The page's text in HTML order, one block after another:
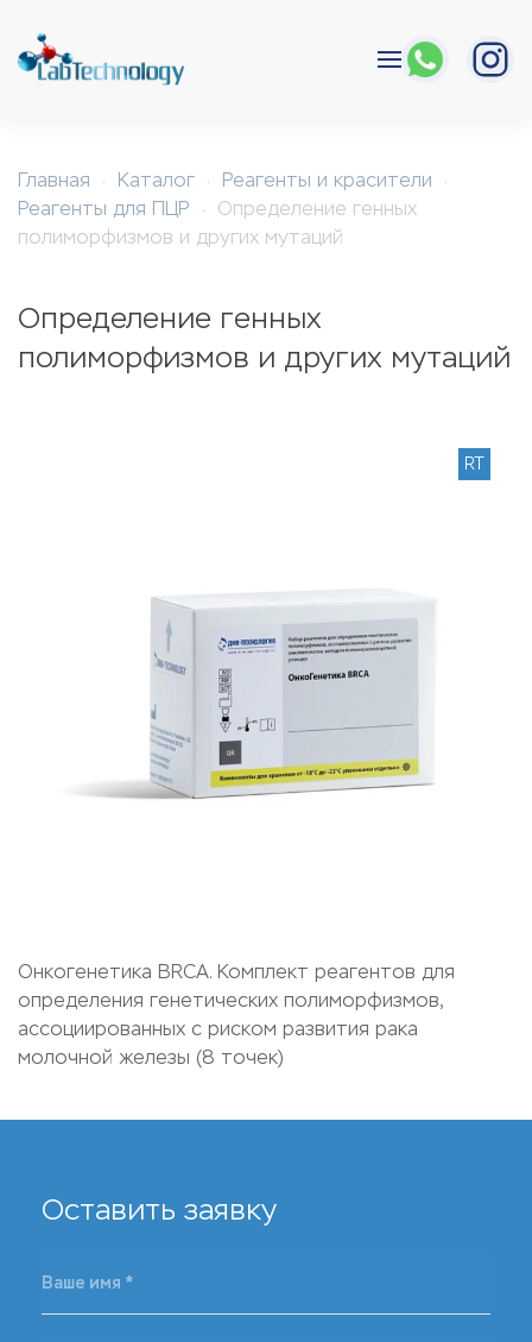
Перейти к содержимому
Главная Каталог
Реагенты и красители
Реагенты для ПЦР
Определение генных
полиморфизмов и других мутаций
Определение генных
полиморфизмов и других мутаций
Онкогенетика BRCA. Комплект реагентов для
определения генетических полиморфизмов,
ассоциированных с риском развития рака
молочной железы (8 точек)
RT
Оставить заявку